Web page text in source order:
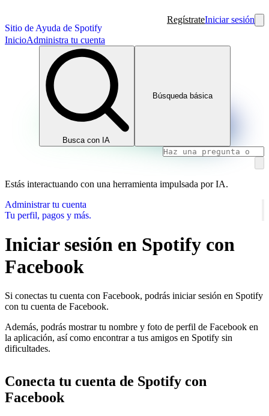
Sitio de Ayuda de Spotify
RegístrateIniciar sesión
InicioAdministra tu cuenta
Busca con IA
Búsqueda básica
Estás interactuando con una herramienta impulsada por IA.
Administrar tu cuenta
Tu perfil, pagos y más.
Iniciar sesión en Spotify con
Facebook
Si conectas tu cuenta con Facebook, podrás iniciar sesión en Spotify
con tu cuenta de Facebook.
Además, podrás mostrar tu nombre y foto de perfil de Facebook en
la aplicación, así como encontrar a tus amigos en Spotify sin
dificultades.
Conecta tu cuenta de Spotify con
Facebook